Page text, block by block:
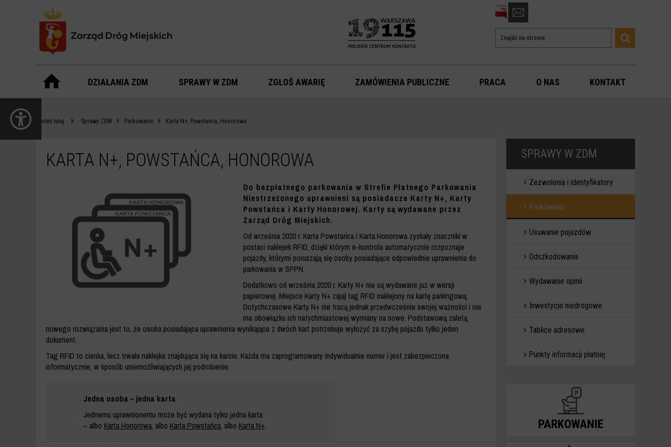
KARTA
N+,
POWSTAŃCA,
HONOROWA
WARSZAWA
otwórz
formularz
kontaktowy
Wyszukiwarka
Wyszukiwana
fraza
DZIAŁANIA ZDM SPRAWY W ZDM ZGŁOŚ AWARIĘ ZAMÓWIENIA PUBLICZNE PRACA O NAS KONTAKT
Jesteś tutaj Sprawy ZDM Parkowanie Karta N+, Powstańca, Honorowa
KARTA N+, POWSTAŃCA, HONOROWA
Do bezpłatnego parkowania w Strefie Płatnego Parkowania
Niestrzeżonego uprawnieni są posiadacze Karty N+, Karty
Powstańca i Karty Honorowej. Karty są wydawane przez
Zarząd Dróg Miejskich.
Od września 2020 r. Karta Powstańca i Karta Honorowa zyskały znaczniki w
postaci naklejek RFID, dzięki którym e-kontrola automatycznie rozpoznaje
pojazdy, którymi poruszają się osoby posiadające odpowiednie uprawnienia do
parkowania w SPPN.
Dodatkowo od września 2020 r. Karty N+ nie są wydawane już w wersji
papierowej. Miejsce Karty N+ zajął tag RFID naklejony na kartę parkingową.
Dotychczasowe Karty N+ nie tracą jednak przedwcześnie swojej ważności i nie
ma obowiązku ich natychmiastowej wymiany na nowe. Podstawową zaletą
nowego rozwiązania jest to, że osoba posiadająca uprawnienia wynikające z dwóch kart potrzebuje wyłożyć za szybę pojazdu tylko jeden
dokument.
Tag RFID to cienka, lecz trwała naklejka znajdująca się na karcie. Każda ma zaprogramowany indywidualnie numer i jest zabezpieczona
informatycznie, w sposób uniemożliwiających jej podrobienie.
Jedna osoba – jedna karta
Jednemu uprawnionemu może być wydana tylko jedna karta
– albo Karta Honorowa, albo Karta Powstańca, albo Karta N+.
SPRAWY W ZDM
Zezwolenia i identyfikatory
Parkowanie
Usuwanie pojazdów
Odszkodowania
Wydawanie opinii
Inwestycje niedrogowe
Tablice adresowe
Punkty informacji płatnej
PARKOWANIE
panel